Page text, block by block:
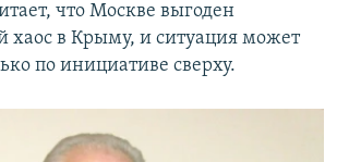
что Москве выгоден
хаос в Крыму, и ситуация может
по инициативе сверху.